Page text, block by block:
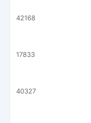
42168
17833
40327